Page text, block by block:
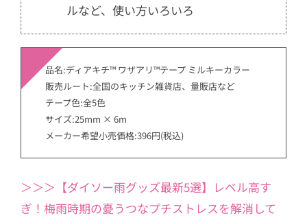
ルなど、使い方いろいろ
品名:ディアキチ™ ワザアリ™テープ ミルキーカラー
販売ルート:全国のキッチン雑貨店、量販店など
テープ色:全5色
サイズ:25mm × 6m
メーカー希望小売価格:396円(税込)
＞＞＞【ダイソー雨グッズ最新5選】レベル高す
ぎ！梅雨時期の憂うつなプチストレスを解消して